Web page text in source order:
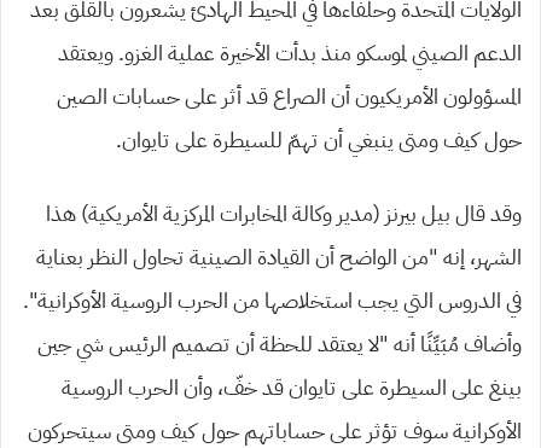
الولايات المتحدة وحلفاءها في المحيط الهادئ يشعرون بالقلق بعد
الدعم الصيني لموسكو منذ بدأت الأخيرة عملية الغزو. ويعتقد
المسؤولون الأمريكيون أن الصراع قد أثر على حسابات الصين
حول كيف ومتى ينبغي أن تهمّ للسيطرة على تايوان.
وقد قال بيل بيرنز (مدير وكالة المخابرات المركزية الأمريكية) هذا
الشهر، إنه “من الواضح أن القيادة الصينية تحاول النظر بعناية
في الدروس التي يجب استخلاصها من الحرب الروسية الأوكرانية”.
وأضاف مُبَيِّنًا أنه “لا يعتقد للحظة أن تصميم الرئيس شي جين
بينغ على السيطرة على تايوان قد خفّ، وأن الحرب الروسية
الأوكرانية سوف تؤثر على حساباتهم حول كيف ومتى سيتحركون